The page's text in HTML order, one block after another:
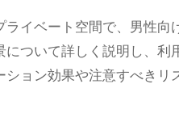
イベート空間で、男性
ついて詳しく説明し、
ョン効果や注意すべき